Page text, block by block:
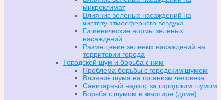
микроклимат
Влияние зеленых насаждений на
чистоту атмосферного воздуха
Гигиенические нормы зеленых
насаждений
Размещение зеленых насаждений на
территории города
Городской шум и борьба с ним
Проблема борьбы с городским шумом
Влияние шума на организм человека
Санитарный надзор за городским шумом
Борьба с шумом в квартире (доме),